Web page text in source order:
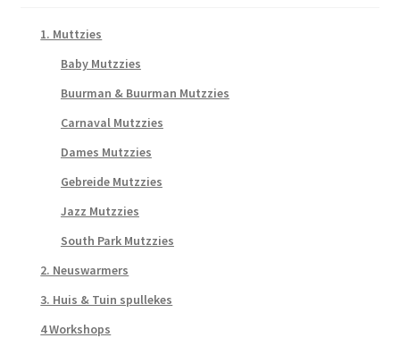
1. Muttzies
Baby Mutzzies
Buurman & Buurman Mutzzies
Carnaval Mutzzies
Dames Mutzzies
Gebreide Mutzzies
Jazz Mutzzies
South Park Mutzzies
2. Neuswarmers
3. Huis & Tuin spullekes
4 Workshops